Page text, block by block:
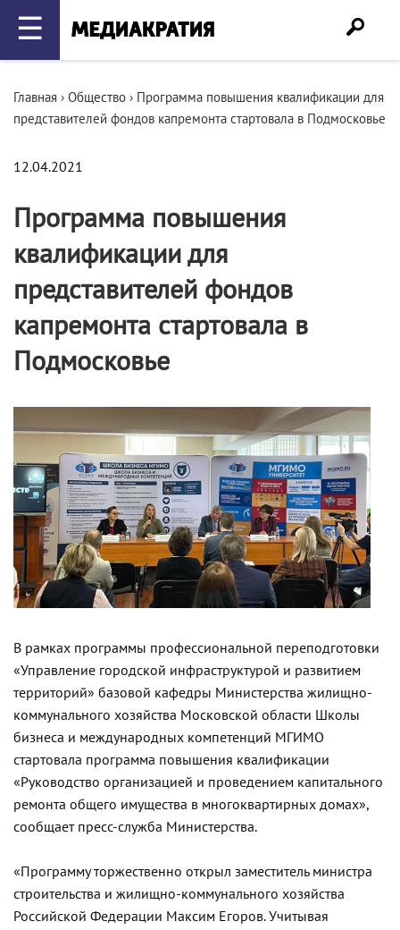
☰
Главная › Общество › Программа повышения квалификации для
представителей фондов капремонта стартовала в Подмосковье
12.04.2021
Программа повышения
квалификации для
представителей фондов
капремонта стартовала в
Подмосковье
В рамках программы профессиональной переподготовки
«Управление городской инфраструктурой и развитием
территорий» базовой кафедры Министерства жилищно-
коммунального хозяйства Московской области Школы
бизнеса и международных компетенций МГИМО
стартовала программа повышения квалификации
«Руководство организацией и проведением капитального
ремонта общего имущества в многоквартирных домах»,
сообщает пресс-служба Министерства.
«Программу торжественно открыл заместитель министра
строительства и жилищно-коммунального хозяйства
Российской Федерации Максим Егоров. Учитывая